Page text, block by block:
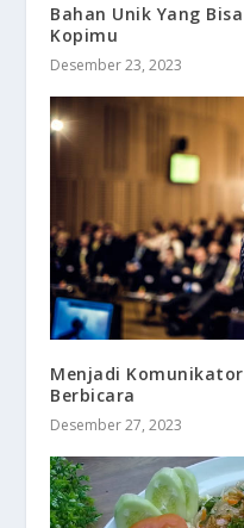
Bahan Unik Yang
Kopimu
Desember 23, 2023
Menjadi
Berbicara
Desember 27, 2023